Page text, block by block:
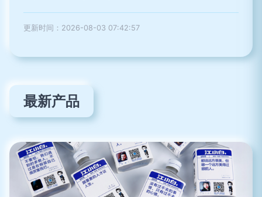
更新时间：2026-08-03 07:42:57
最新产品